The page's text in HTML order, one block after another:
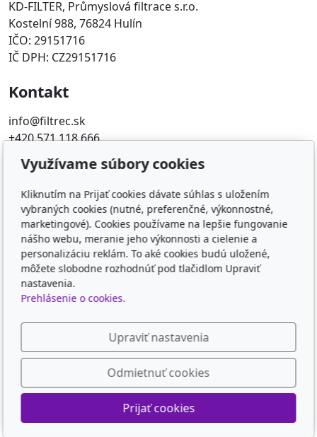
KD-FILTER, Průmyslová filtrace s.r.o.
Kostelní 988, 76824 Hulín
IČO: 29151716
IČ DPH: CZ29151716
Kontakt
info@filtrec.sk
+420 571 118 666
Obľúbené odkazy
FILTR-FILTRY.CZ
FILTER-FILTERS.EU
KD-FILTER
KD-FILTER, Průmyslová filtrace s.r.o. - HYDRAULICKÉ
FILTRY, PRŮM
Sledujte nás
© 2026KD-FILTER, Průmyslová filtrace s.r.o.
PoháňanýinPages AI
Využívame súbory cookies
Kliknutím na Prijať cookies dávate súhlas s uložením
vybraných cookies (nutné, preferenčné, výkonnostné,
marketingové). Cookies používame na lepšie fungovanie
nášho webu, meranie jeho výkonnosti a cielenie a
personalizáciu reklám. To aké cookies budú uložené,
môžete slobodne rozhodnúť pod tlačidlom Upraviť
nastavenia.
Prehlásenie o cookies.
Upraviť nastavenia
Odmietnuť cookies
Prijať cookies